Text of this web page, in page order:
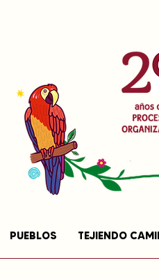
PUEBLOS TEJIENDO